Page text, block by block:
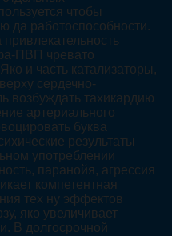
чтобы
да работоспособности.
ПВП чревато
и часть катализаторы,
сердечно-
возбуждать тахикардию
артериального
буква
результаты
употреблении
паранойя, агрессия
компетентная
тех ну эффектов
яко увеличивает
В долгосрочной